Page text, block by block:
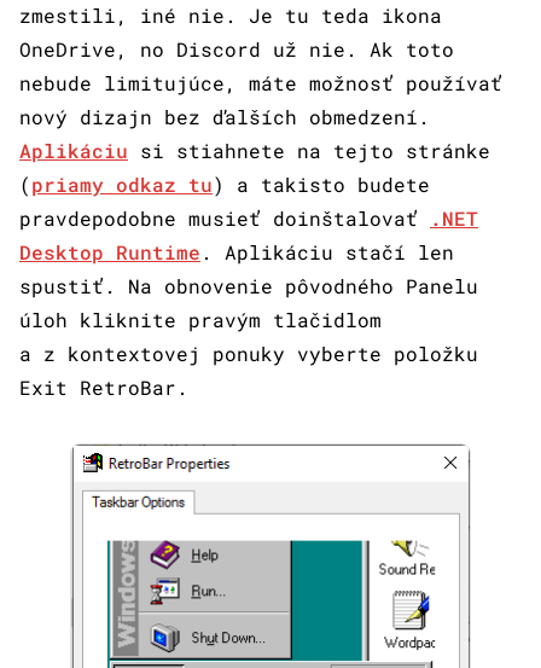
zmestili, iné nie. Je tu teda ikona
OneDrive, no Discord už nie. Ak toto
nebude limitujúce, máte možnosť používať
nový dizajn bez ďalších obmedzení.
Aplikáciu si stiahnete na tejto stránke
(priamy odkaz tu) a takisto budete
pravdepodobne musieť doinštalovať
.NET
Desktop Runtime . Aplikáciu stačí len
spustiť. Na obnovenie pôvodného Panelu
úloh kliknite pravým tlačidlom
a z kontextovej ponuky vyberte položku
Exit RetroBar.